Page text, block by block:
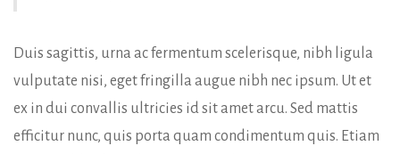
Duis sagittis, urna ac fermentum scelerisque, nibh ligula
vulputate nisi, eget fringilla augue nibh nec ipsum. Ut et
ex in dui convallis ultricies id sit amet arcu. Sed mattis
efficitur nunc, quis porta quam condimentum quis. Etiam